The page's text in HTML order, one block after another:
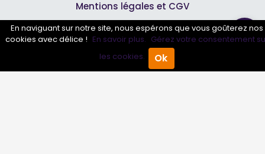
Annuaire Pro Agenda
Mentions légales et CGV
Suivez-nous
En naviguant sur notre site, nous espérons que vous goûterez nos
cookies avec délice ! En savoir plus. Gérez votre consentement
les cookies.
Ok